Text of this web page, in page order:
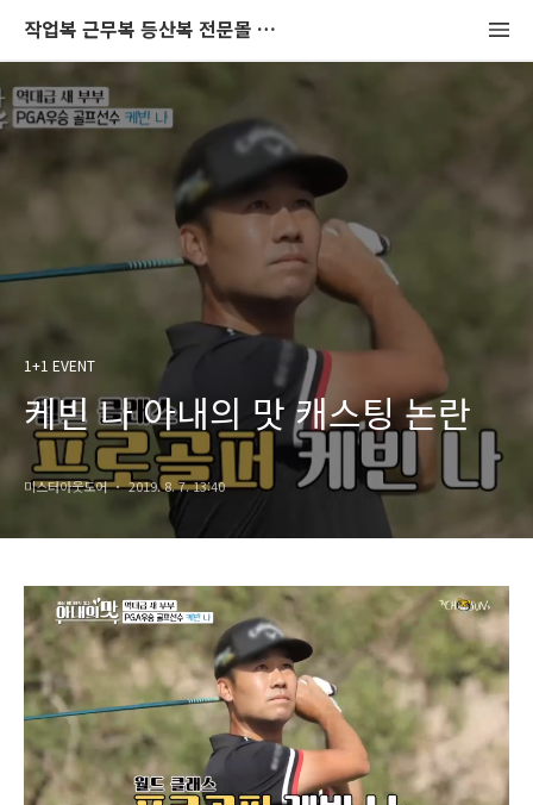
작업복 근무복 등산복 전문몰 미스터아웃도어 블로그
1+1 EVENT
케빈 나 아내의 맛 캐스팅 논란
미스터아웃도어 2019. 8. 7. 13:40